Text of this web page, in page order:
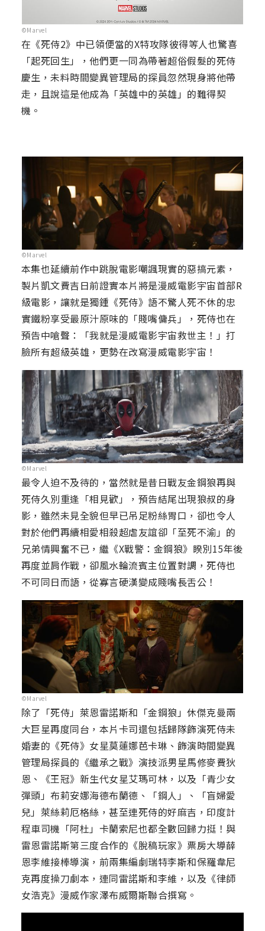
©Marvel
在《死侍2》中已領便當的X特攻隊彼得等人也驚喜
「起死回生」，他們更一同為帶著超俗假髮的死侍
慶生，未料時間變異管理局的探員忽然現身將他帶
走，且說這是他成為「英雄中的英雄」的難得契
機。
©Marvel
本集也延續前作中跳脫電影嘲諷現實的惡搞元素，
製片凱文費吉日前證實本片將是漫威電影宇宙首部R
級電影，讓就是獨鍾《死侍》語不驚人死不休的忠
實鐵粉享受最原汁原味的「賤嘴傭兵」，死侍也在
預告中嗆聲：「我就是漫威電影宇宙救世主！」打
臉所有超級英雄，更勢在改寫漫威電影宇宙！
©Marvel
最令人迫不及待的，當然就是昔日戰友金鋼狼再與
死侍久別重逢「相見歡」，預告結尾出現狼叔的身
影，雖然未見全貌但早已吊足粉絲胃口，卻也令人
對於他們再續相愛相殺超虐友誼卻「至死不渝」的
兄弟情興奮不已，繼《X戰警：金鋼狼》睽別15年後
再度並肩作戰，卻風水輪流賓主位置對調，死侍也
不可同日而語，從寡言硬漢變成賤嘴長舌公！
©Marvel
除了「死侍」萊恩雷諾斯和「金鋼狼」休傑克曼兩
大巨星再度同台，本片卡司還包括歸隊飾演死侍未
婚妻的《死侍》女星莫蓮娜芭卡琳、飾演時間變異
管理局探員的《繼承之戰》演技派男星馬修麥費狄
恩、《王冠》新生代女星艾瑪可林，以及「青少女
彈頭」布莉安娜海德布蘭德、「鋼人」、「盲婦愛
兒」萊絲莉厄格絲，甚至連死侍的好麻吉，印度計
程車司機「阿杜」卡蘭索尼也都全數回歸力挺！與
雷恩雷諾斯第三度合作的《脫稿玩家》票房大導薛
恩李維接棒導演，前兩集編劇瑞特李斯和保羅韋尼
克再度操刀劇本，連同雷諾斯和李維，以及《律師
女浩克》漫威作家澤布威爾斯聯合撰寫。